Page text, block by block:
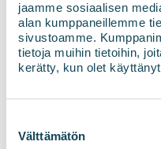
jaamme sosiaalisen
alan kumppaneillemme
sivustoamme.
tietoja muihin tietoihin,
kerätty, kun olet
valinta
Välttämätön